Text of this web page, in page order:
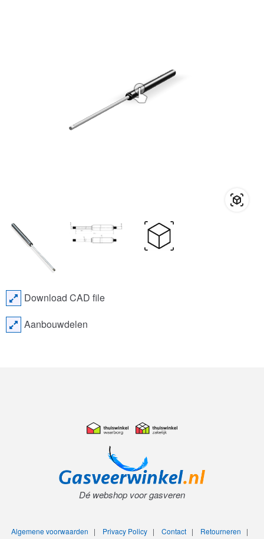
Download CAD file
Aanbouwdelen
Dé webshop voor gasveren
Algemene voorwaarden | Privacy Policy| Contact| Retourneren |